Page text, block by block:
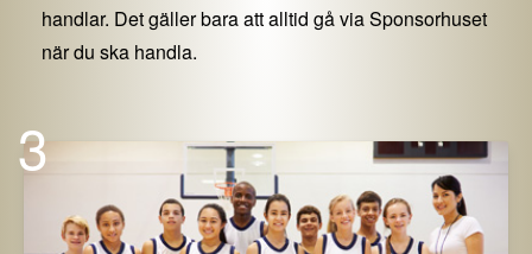
handlar. Det gäller bara att alltid gå via Sponsorhuset
när du ska handla.
3